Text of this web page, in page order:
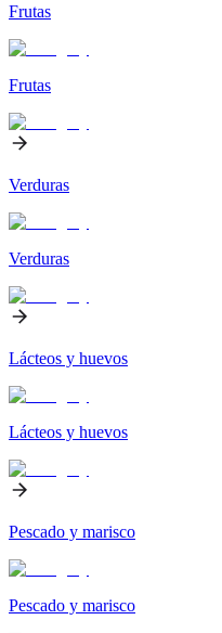
Frutas
Frutas
Verduras
Verduras
Lácteos y huevos
Lácteos y huevos
Pescado y marisco
Pescado y marisco